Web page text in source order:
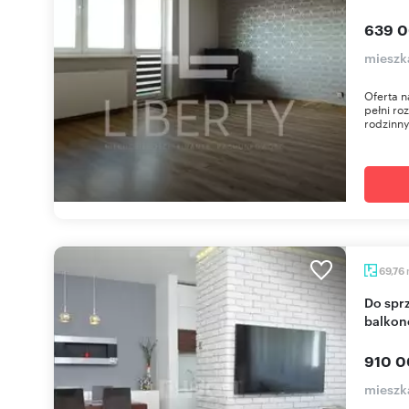
639
Oferta
pełni
69,76
Do sprzedania 3-pokojowe mieszkanie z
910